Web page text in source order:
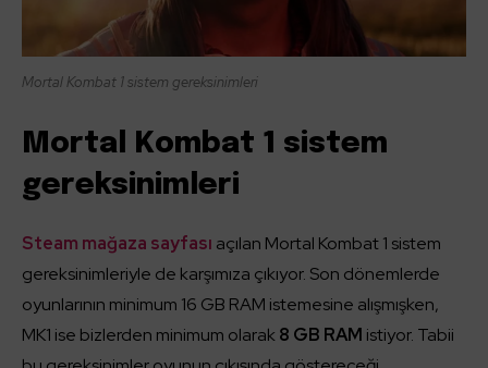
Mortal Kombat 1 sistem gereksinimleri
Mortal Kombat 1 sistem
gereksinimleri
Steam mağaza sayfası açılan Mortal Kombat 1 sistem
gereksinimleriyle de karşımıza çıkıyor. Son dönemlerde
oyunlarının minimum 16 GB RAM istemesine alışmışken,
MK1 ise bizlerden minimum olarak8 GB RAM istiyor. Tabii